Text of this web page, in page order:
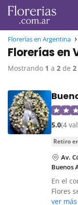
Florerías en Argentina
Florerías en
Mostrando 1 a 2 de 2
5.0(4
retiro
Av.
Buenos
En el
Flores
ver más